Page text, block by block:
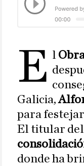
e l
Galicia,
para
El titular del
donde ha